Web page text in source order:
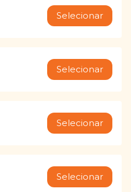
Selecionar
Selecionar
Selecionar
Selecionar